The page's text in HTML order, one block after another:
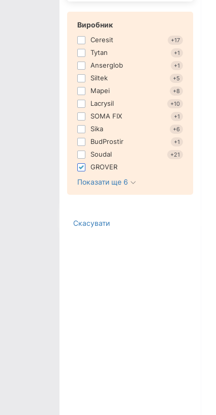
Силіконовий герметик
Герметик Unipak
Герметик Mounter
Герметик Siltek
Герметик Soudal
Герметик Tytan
Герметик Mapei
Герметик Smartech
Герметик Penosil
Герметик SOMA FIX
Герметик Sika
Герметик Lacrysil
Герметик Ceresit
Герметик Anserglob
Виробник
Ceresit +17
Tytan +1
Anserglob +1
Siltek +5
Mapei +8
Lacrysil +10
SOMA FIX +1
Sika +6
BudProstir +1
Soudal +21
GROVER
Показати ще 6
Скасувати